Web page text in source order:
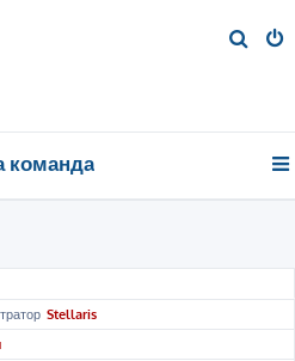
команда
Stellaris